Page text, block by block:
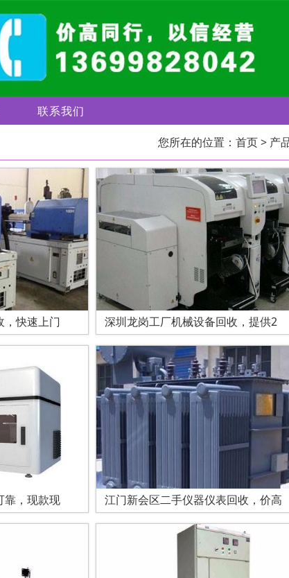
联系我们
您所在的位置： 首页> 产
，快速上门 深圳龙岗工厂机械设备回收，提供2
靠，现款现 江门新会区二手仪器仪表回收，价高